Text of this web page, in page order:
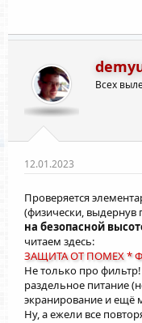
Всех
12.01.2023
Проверяется
(физически, выдернув
на безопасной
читаем здесь:
ЗАЩИТА ОТ ПОМЕХ *
Не только про
раздельное питание
экранирование и ещё
Ну, а ежели все